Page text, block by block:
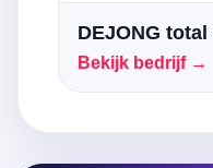
DEJONG
Bekijk bedrijf →